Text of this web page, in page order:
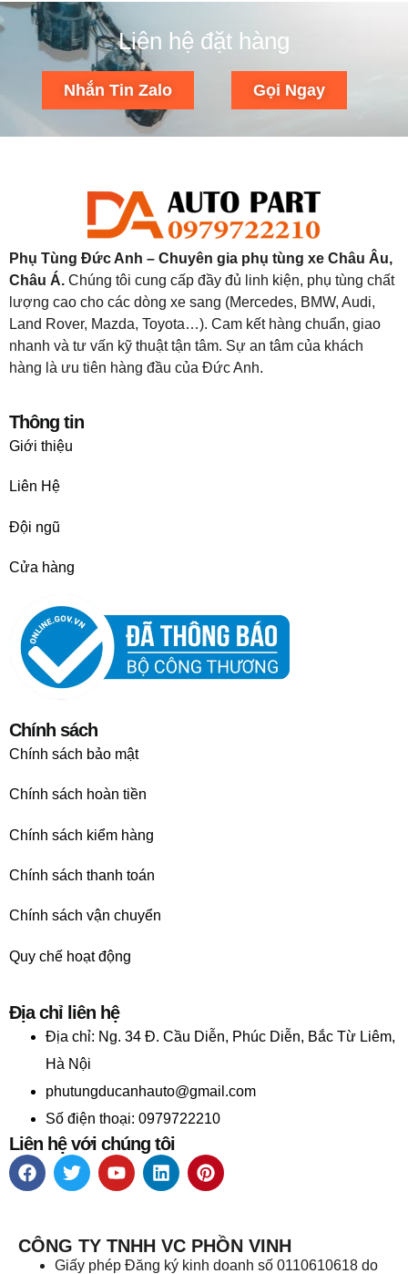
Liên hệ đặt hàng
Nhắn Tin Zalo Gọi Ngay
Phụ Tùng Đức Anh – Chuyên gia phụ tùng xe Châu Âu,
Châu Á. Chúng tôi cung cấp đầy đủ linh kiện, phụ tùng chất
lượng cao cho các dòng xe sang (Mercedes, BMW, Audi,
Land Rover, Mazda, Toyota…). Cam kết hàng chuẩn, giao
nhanh và tư vấn kỹ thuật tận tâm. Sự an tâm của khách
hàng là ưu tiên hàng đầu của Đức Anh.
Thông tin
Giới thiệu
Liên Hệ
Đội ngũ
Cửa hàng
Chính sách
Chính sách bảo mật
Chính sách hoàn tiền
Chính sách kiểm hàng
Chính sách thanh toán
Chính sách vận chuyển
Quy chế hoạt động
Địa chỉ liên hệ
Địa chỉ: Ng. 34 Đ. Cầu Diễn, Phúc Diễn, Bắc Từ Liêm,
Hà Nội
phutungducanhauto@gmail.com
Số điện thoại: 0979722210
Liên hệ với chúng tôi
CÔNG TY TNHH VC PHỒN VINH
Giấy phép Đăng ký kinh doanh số 0110610618 do